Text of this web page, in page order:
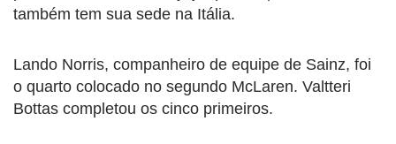
também tem sua sede na Itália.
Lando Norris, companheiro de equipe de Sainz, foi
o quarto colocado no segundo McLaren. Valtteri
Bottas completou os cinco primeiros.